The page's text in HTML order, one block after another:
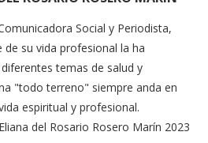
Social y Periodista,
de su vida profesional la ha
temas de salud y
"todo terreno" siempre anda en
espiritual y profesional.
del Rosario Rosero Marín 2023